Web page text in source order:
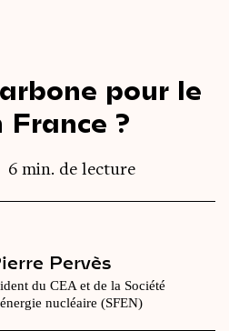
pour le
France ?
6 min. de lecture
Pervès
du CEA et de la Société
nucléaire (SFEN)